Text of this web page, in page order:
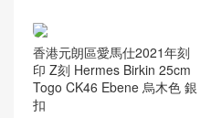
香港元朗區愛馬仕2021年刻
印 Z刻 Hermes Birkin 25cm
Togo CK46 Ebene 烏木色 銀
扣